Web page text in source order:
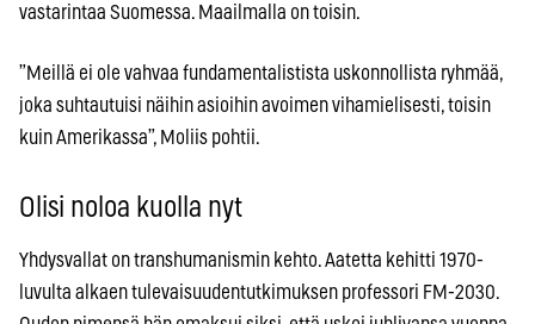
vastarintaa Suomessa. Maailmalla on toisin.
”Meillä ei ole vahvaa fundamentalistista uskonnollista ryhmää,
joka suhtautuisi näihin asioihin avoimen vihamielisesti, toisin
kuin Amerikassa”, Moliis pohtii.
Olisi noloa kuolla nyt
Yhdysvallat on transhumanismin kehto. Aatetta kehitti 1970-
luvulta alkaen tulevaisuudentutkimuksen professori FM-2030.